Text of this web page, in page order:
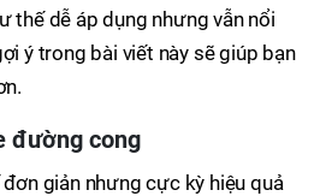
thế dễ áp dụng nhưng vẫn nổi
ý trong bài viết này sẽ giúp bạn
đường cong
giản nhưng cực kỳ hiệu quả